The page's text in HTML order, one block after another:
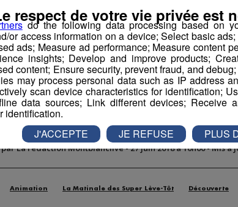
| Faites du
en vélo avec
La rédaction Montblanclive-27 juin 2018 à 10h00-Mis à
Animation La Matinale des Super Lève-Tôt Découverte
do the following data processing based on
or access information on a device; Select basic
ads; Measure ad performance; Measure content
insights; Develop and improve products;
content; Ensure security, prevent fraud, and
may process personal data such as IP address
scan device characteristics for identification;
data sources; Link different devices; Receive
identification.
respect de votre vie privée est
J'ACCEPTE JE REFUSE PLUS